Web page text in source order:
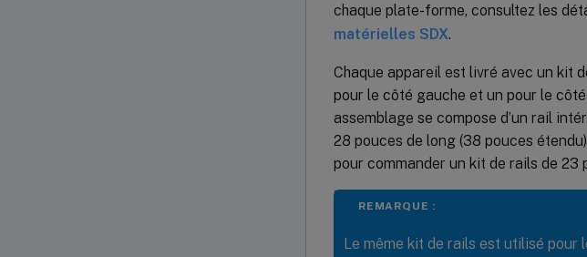
chaque plate-forme, consultez les
matérielles SDX.
Chaque appareil est livré avec un kit
pour le côté gauche et un pour le
assemblage se compose d’un rail
28 pouces de long (38 pouces
pour commander un kit de rails de 23
REMARQUE :
Le même kit de rails est utilisé pour